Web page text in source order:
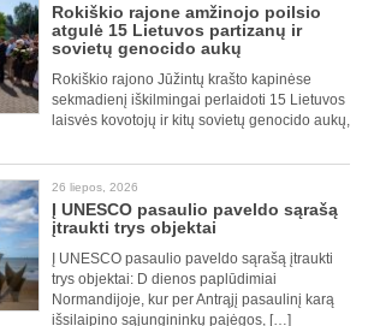
Rokiškio rajone amžinojo poilsio
atgulė 15 Lietuvos partizanų ir
sovietų genocido aukų
Rokiškio rajono Jūžintų krašto kapinėse
sekmadienį iškilmingai perlaidoti 15 Lietuvos
laisvės kovotojų ir kitų sovietų genocido aukų,
26 liepos, 2026
Į UNESCO pasaulio paveldo sąrašą
įtraukti trys objektai
Į UNESCO pasaulio paveldo sąrašą įtraukti
trys objektai: D dienos paplūdimiai
Normandijoje, kur per Antrąjį pasaulinį karą
išsilaipino sąjungininkų pajėgos, […]